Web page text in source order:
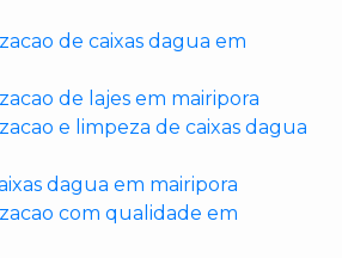
de caixas dagua em
de lajes em mairipora
e limpeza de caixas dagua
dagua em mairipora
com qualidade em